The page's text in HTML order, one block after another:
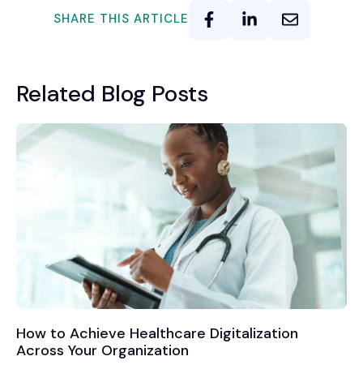
SHARE THIS ARTICLE
Related Blog Posts
How to Achieve Healthcare Digitalization
Across Your Organization